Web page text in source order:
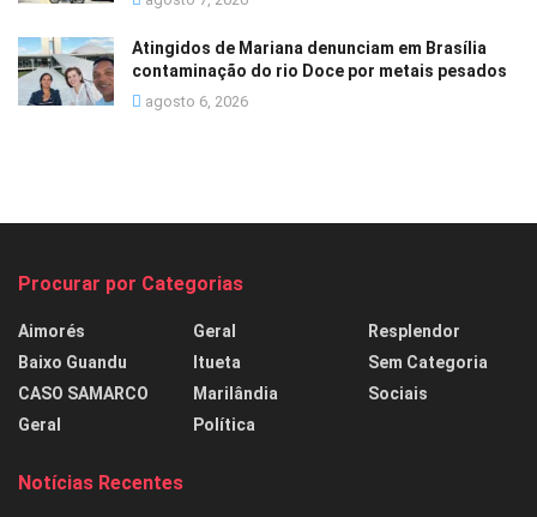
Atingidos de Mariana denunciam em Brasília
contaminação do rio Doce por metais pesados
agosto 6, 2026
Procurar por Categorias
Aimorés
Baixo Guandu
CASO SAMARCO
Geral
Geral
Itueta
Marilândia
Política
Resplendor
Sem Categoria
Sociais
Notícias Recentes